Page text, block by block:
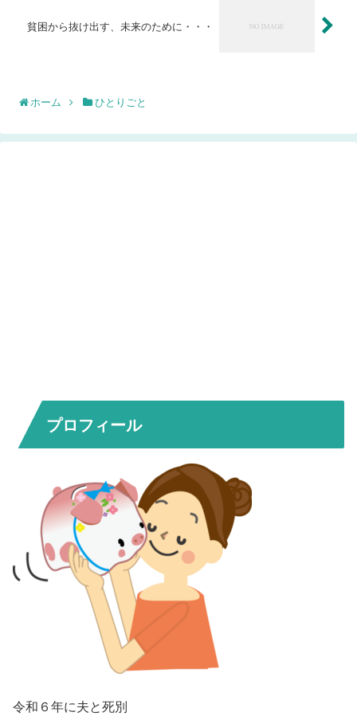
貧困から抜け出す、未来のために・・・
ホーム ひとりごと
プロフィール
令和６年に夫と死別